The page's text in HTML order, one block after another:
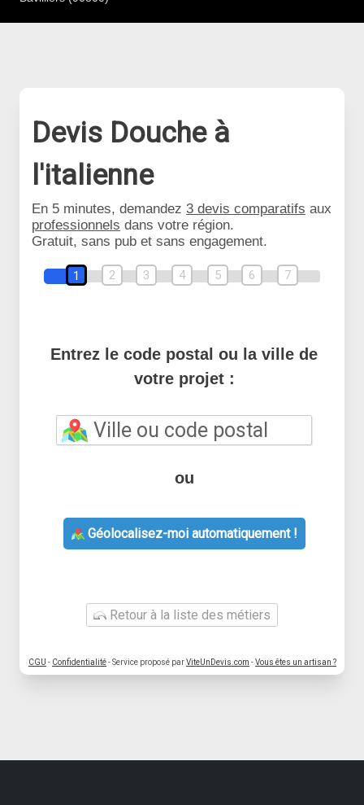
Devis Douche à
l'italienne
En 5 minutes, demandez 3 devis comparatifs aux
professionnels dans votre région.
Gratuit, sans pub et sans engagement.
1 2 3 4 5 6 7
Entrez le code postal ou la ville de
votre projet :
ou
Géolocalisez-moi automatiquement !
Retour à la liste des métiers
CGU - Confidentialité- Service proposé parViteUnDevis.com -Vous êtes un artisan ?